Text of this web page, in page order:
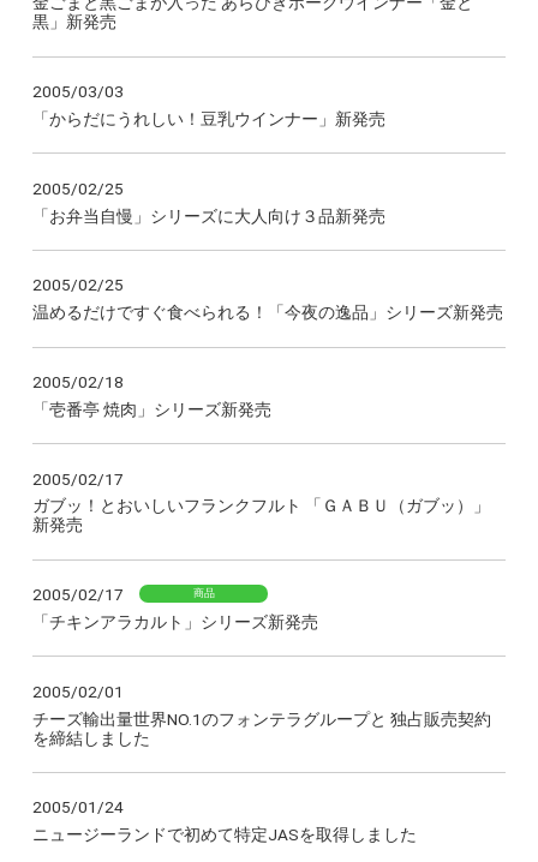
黒」新発売
2005/03/03
「からだにうれしい！豆乳ウインナー」新発売
2005/02/25
「お弁当自慢」シリーズに大人向け３品新発売
2005/02/25
温めるだけですぐ食べられる！「今夜の逸品」シリーズ新発売
2005/02/18
「壱番亭 焼肉」シリーズ新発売
2005/02/17
ガブッ！とおいしいフランクフルト 「ＧＡＢＵ（ガブッ）」
新発売
2005/02/17 商品
「チキンアラカルト」シリーズ新発売
2005/02/01
チーズ輸出量世界NO.1のフォンテラグループと 独占販売契約
を締結しました
2005/01/24
ニュージーランドで初めて特定JASを取得しました